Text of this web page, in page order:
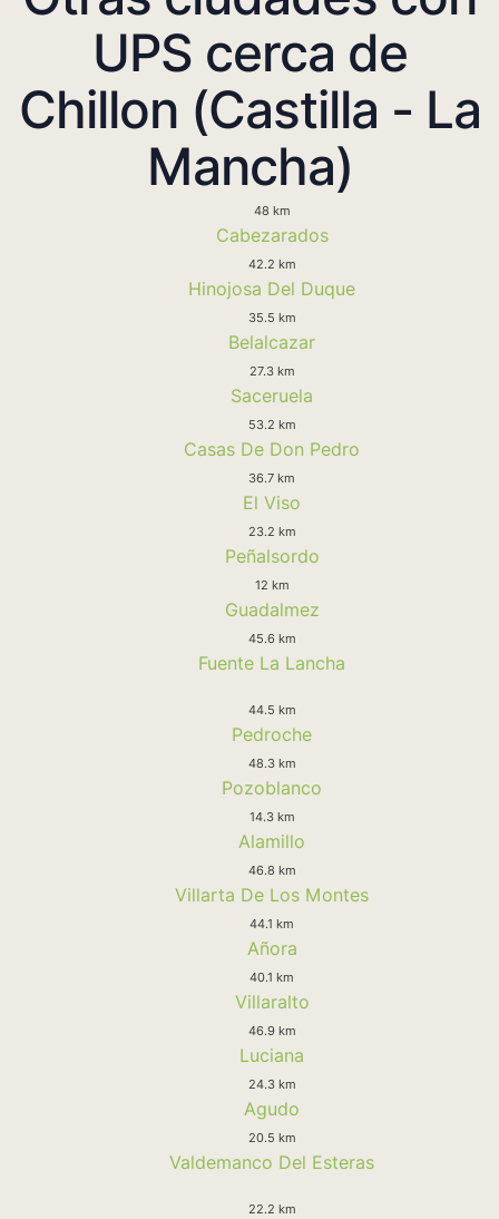
UPS cerca de
Chillon (Castilla - La
Mancha)
48 km
Cabezarados
42.2 km
Hinojosa Del Duque
35.5 km
Belalcazar
27.3 km
Saceruela
53.2 km
Casas De Don Pedro
36.7 km
El Viso
23.2 km
Peñalsordo
12 km
Guadalmez
45.6 km
Fuente La Lancha
44.5 km
Pedroche
48.3 km
Pozoblanco
14.3 km
Alamillo
46.8 km
Villarta De Los Montes
44.1 km
Añora
40.1 km
Villaralto
46.9 km
Luciana
24.3 km
Agudo
20.5 km
Valdemanco Del Esteras
22.2 km